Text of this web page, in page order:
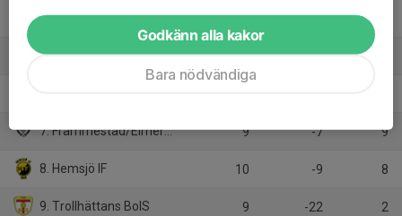
4. Mellby IK 10 8
5. Åsaka SK 10 -3
7. Främmestad/Elmer-Fåglum/Nossebro 9 -7 9
8. Hemsjö IF 10 -9 8
9. Trollhättans BoIS 9 -22 2
Godkänn alla kakor
Bara nödvändiga